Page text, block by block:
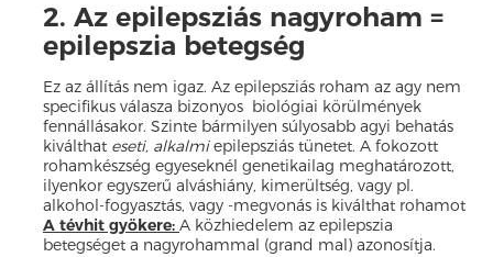
2. Az epilepsziás nagyroham =
epilepszia betegség
Ez az állítás nem igaz. Az epilepsziás roham az agy nem
specifikus válasza bizonyos biológiai körülmények
fennállásakor. Szinte bármilyen súlyosabb agyi behatás
kiválthat eseti, alkalmiepilepsziás tünetet. A fokozott
rohamkészség egyeseknél genetikailag meghatározott,
ilyenkor egyszerű alváshiány, kimerültség, vagy pl.
alkohol-fogyasztás, vagy -megvonás is kiválthat rohamot
A tévhit gyökere: A közhiedelem az epilepszia
betegséget a nagyrohammal (grand mal) azonosítja.